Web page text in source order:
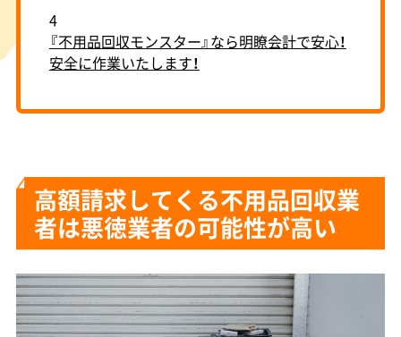
4
『不用品回収モンスター』なら明瞭会計で安心！
安全に作業いたします！
高額請求してくる不用品回収業
者は悪徳業者の可能性が高い